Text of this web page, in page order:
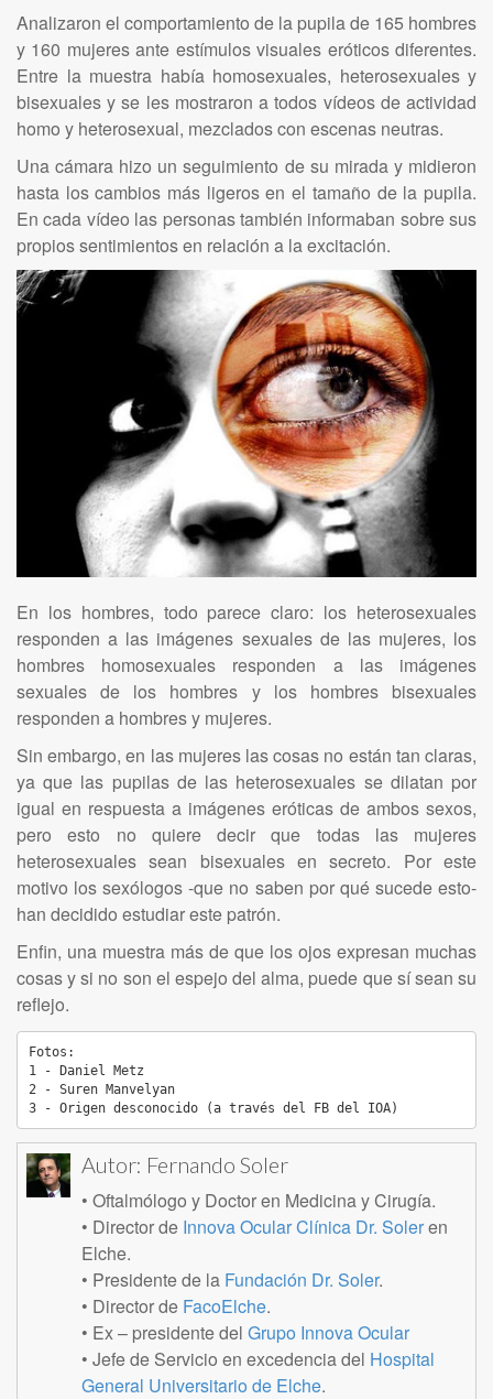
Analizaron el comportamiento de la pupila de 165 hombres
y 160 mujeres ante estímulos visuales eróticos diferentes.
Entre la muestra había homosexuales, heterosexuales y
bisexuales y se les mostraron a todos vídeos de actividad
homo y heterosexual, mezclados con escenas neutras.
Una cámara hizo un seguimiento de su mirada y midieron
hasta los cambios más ligeros en el tamaño de la pupila.
En cada vídeo las personas también informaban sobre sus
propios sentimientos en relación a la excitación.
En los hombres, todo parece claro: los heterosexuales
responden a las imágenes sexuales de las mujeres, los
hombres homosexuales responden a las imágenes
sexuales de los hombres y los hombres bisexuales
responden a hombres y mujeres.
Sin embargo, en las mujeres las cosas no están tan claras,
ya que las pupilas de las heterosexuales se dilatan por
igual en respuesta a imágenes eróticas de ambos sexos,
pero esto no quiere decir que todas las mujeres
heterosexuales sean bisexuales en secreto. Por este
motivo los sexólogos -que no saben por qué sucede esto-
han decidido estudiar este patrón.
Enfin, una muestra más de que los ojos expresan muchas
cosas y si no son el espejo del alma, puede que sí sean su
reflejo.
Fotos:
1 - Daniel Metz
2 - Suren Manvelyan
3 - Origen desconocido (a través del FB del IOA)
Autor: Fernando Soler
• Oftalmólogo y Doctor en Medicina y Cirugía.
• Director de Innova Ocular Clínica Dr. Soleren
Elche.
• Presidente de la Fundación Dr. Soler.
• Director de FacoElche.
• Ex – presidente delGrupo Innova Ocular
• Jefe de Servicio en excedencia del Hospital
General Universitario de Elche.